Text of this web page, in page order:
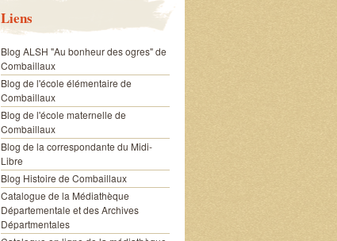
Liens
Blog ALSH "Au bonheur des ogres" de
Combaillaux
Blog de l'école élémentaire de
Combaillaux
Blog de l'école maternelle de
Combaillaux
Blog de la correspondante du Midi-
Libre
Blog Histoire de Combaillaux
Catalogue de la Médiathèque
Départementale et des Archives
Départmentales